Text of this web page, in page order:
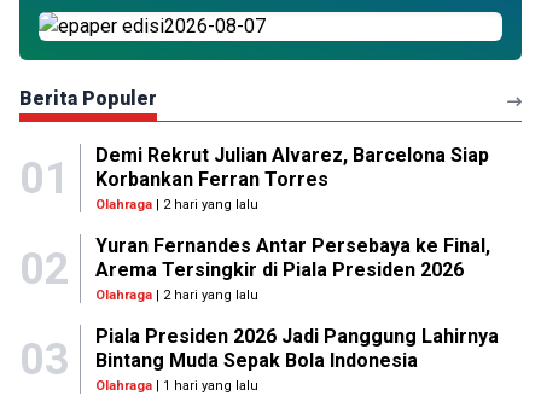
Berita Populer
01
Demi Rekrut Julian Alvarez, Barcelona Siap
Korbankan Ferran Torres
Olahraga| 2 hari yang lalu
02
Yuran Fernandes Antar Persebaya ke Final,
Arema Tersingkir di Piala Presiden 2026
Olahraga| 2 hari yang lalu
03
Piala Presiden 2026 Jadi Panggung Lahirnya
Bintang Muda Sepak Bola Indonesia
Olahraga| 1 hari yang lalu